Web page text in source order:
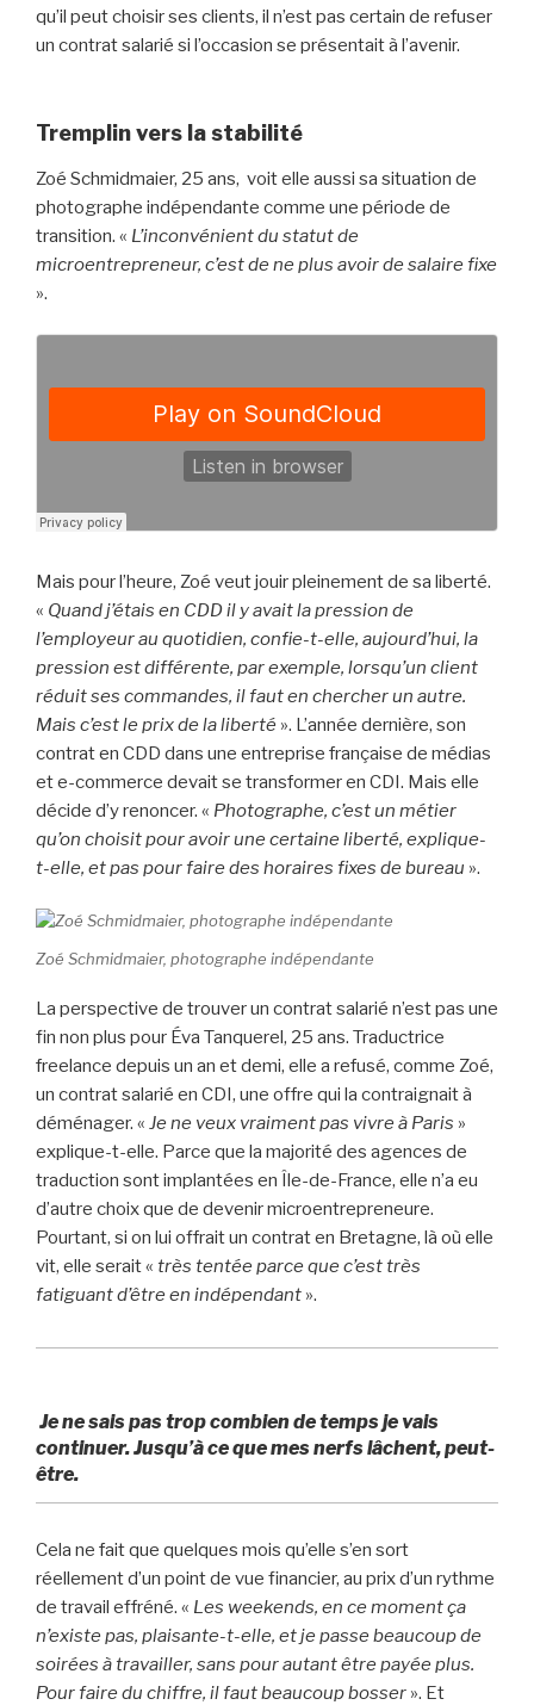
qu’il peut choisir ses clients, il n’est pas certain de refuser
un contrat salarié si l’occasion se présentait à l’avenir.
Tremplin vers la stabilité
Zoé Schmidmaier, 25 ans, voit elle aussi sa situation de
photographe indépendante comme une période de
transition. « L’inconvénient du statut de
microentrepreneur, c’est de ne plus avoir de salaire fixe
».
Mais pour l’heure, Zoé veut jouir pleinement de sa liberté.
« Quand j’étais en CDD il y avait la pression de
l’employeur au quotidien, confie-t-elle, aujourd’hui, la
pression est différente, par exemple, lorsqu’un client
réduit ses commandes, il faut en chercher un autre.
Mais c’est le prix de la liberté ». L’année dernière, son
contrat en CDD dans une entreprise française de médias
et e-commerce devait se transformer en CDI. Mais elle
décide d’y renoncer. « Photographe, c’est un métier
qu’on choisit pour avoir une certaine liberté, explique-
t-elle, et pas pour faire des horaires fixes de bureau ».
Zoé Schmidmaier, photographe indépendante
La perspective de trouver un contrat salarié n’est pas une
fin non plus pour Éva Tanquerel, 25 ans. Traductrice
freelance depuis un an et demi, elle a refusé, comme Zoé,
un contrat salarié en CDI, une offre qui la contraignait à
déménager. « Je ne veux vraiment pas vivre à Paris »
explique-t-elle. Parce que la majorité des agences de
traduction sont implantées en Île-de-France, elle n’a eu
d’autre choix que de devenir microentrepreneure.
Pourtant, si on lui offrait un contrat en Bretagne, là où elle
vit, elle serait « très tentée parce que c’est très
fatiguant d’être en indépendant ».
Je ne sais pas trop combien de temps je vais
continuer. Jusqu’à ce que mes nerfs lâchent, peut-
être.
Cela ne fait que quelques mois qu’elle s’en sort
réellement d’un point de vue financier, au prix d’un rythme
de travail effréné. « Les weekends, en ce moment ça
n’existe pas, plaisante-t-elle, et je passe beaucoup de
soirées à travailler, sans pour autant être payée plus.
Pour faire du chiffre, il faut beaucoup bosser ». Et